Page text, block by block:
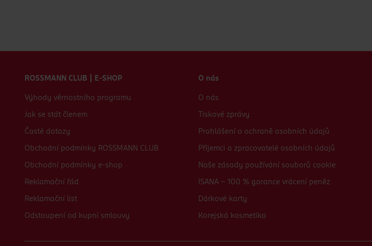
ROSSMANN CLUB | E-SHOP
Výhody věrnostního programu
Jak se stát členem
Časté dotazy
Obchodní podmínky ROSSMANN CLUB
Obchodní podmínky e-shop
Reklamační řád
Reklamační list
Odstoupení od kupní smlouvy
O nás
O nás
Tiskové zprávy
Prohlášení o ochraně osobních údajů
Příjemci a zpracovatelé osobních údajů
Naše zásady používání souborů cookie
ISANA - 100 % garance vrácení peněz
Dárkové karty
Korejská kosmetika